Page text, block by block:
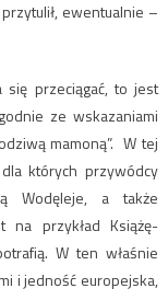
ewentualnie –
się przeciągać, to jest
ze wskazaniami
mamoną”. W tej
których przywódcy
Wodęleje, a także
na przykład Książę-
W ten właśnie
i jedność europejska,